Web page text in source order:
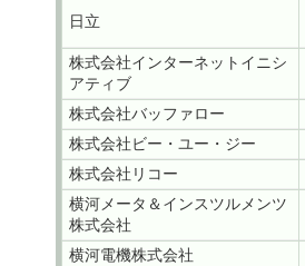
日立
株式会社インターネットイニシ
アティブ
株式会社バッファロー
株式会社ビー・ユー・ジー
株式会社リコー
横河メータ＆インスツルメンツ
株式会社
横河電機株式会社